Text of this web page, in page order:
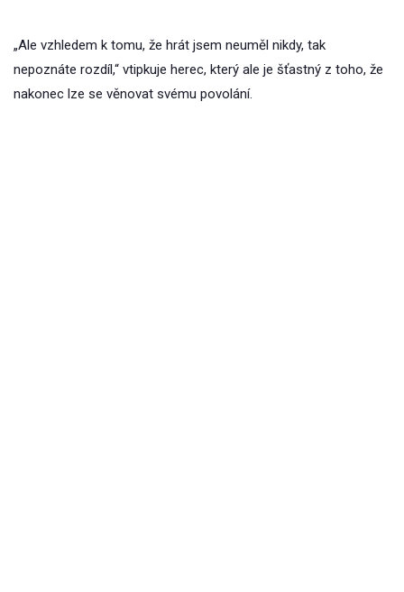
„Ale vzhledem k tomu, že hrát jsem neuměl nikdy, tak
nepoznáte rozdíl,“ vtipkuje herec, který ale je šťastný z toho, že
nakonec lze se věnovat svému povolání.